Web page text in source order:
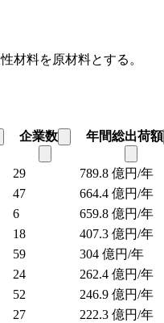
材料を原材料とする。
企業数 年間総出荷額
29 789.8 億円/年
47 664.4 億円/年
6 659.8 億円/年
18 407.3 億円/年
59 304 億円/年
24 262.4 億円/年
52 246.9 億円/年
27 222.3 億円/年